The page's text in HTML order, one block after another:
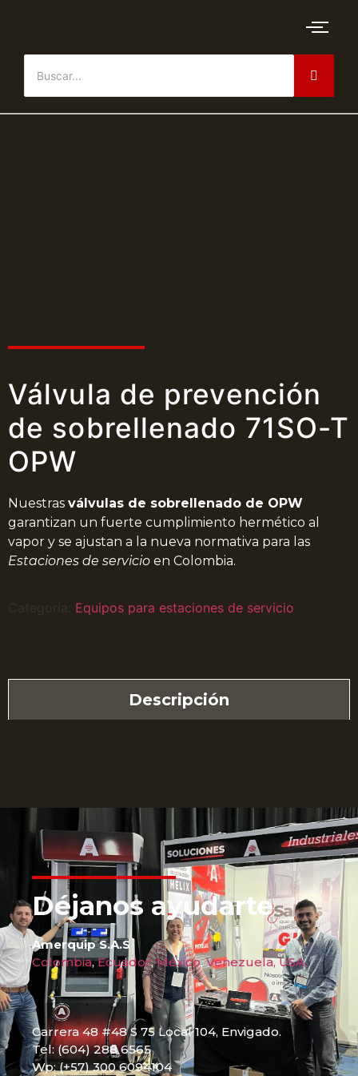
Válvula de prevención
de sobrellenado 71SO-T
OPW
Nuestras válvulas de sobrellenado de OPW
garantizan un fuerte cumplimiento hermético al
vapor y se ajustan a la nueva normativa para las
Estaciones de servicio en Colombia.
Categoría: Equipos para estaciones de servicio
Descripción
Déjanos ayudarte
Amerquip S.A.S
Colombia,Ecuador,México,Venezuela, USA.
Carrera 48 #48 S 75 Local 104, Envigado.
Tel: (604) 288 6565
Wp: (+57) 300 6094104